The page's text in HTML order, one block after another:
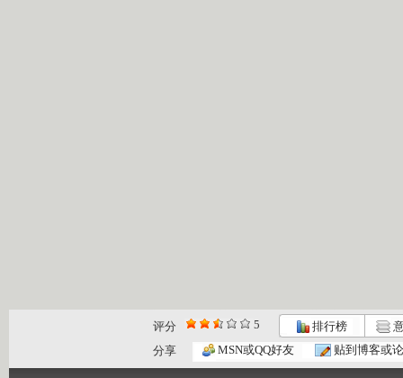
评分 5 排行榜
分享
MSN或QQ好友 贴到博客或